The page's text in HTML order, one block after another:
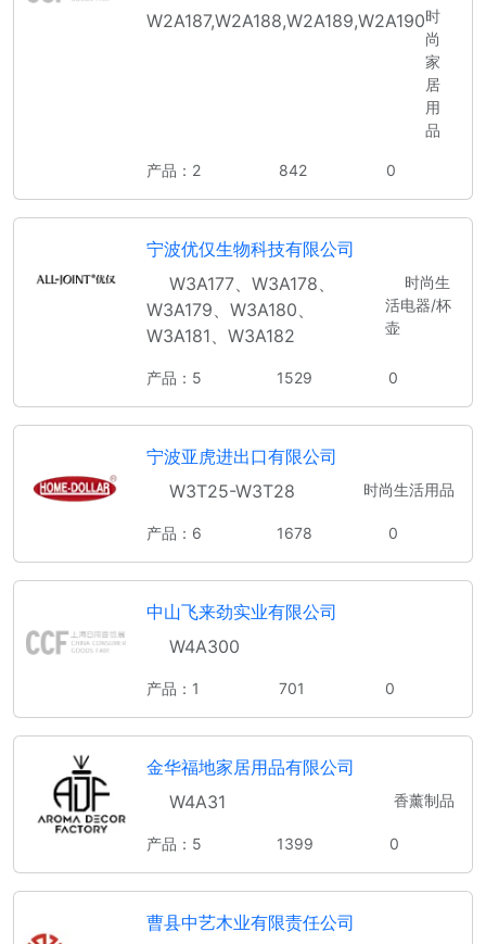
W2A187,W2A188,W2A189,W2A190时
尚
家
居
用
品
产品：2 842 0
宁波优仅生物科技有限公司
W3A177、W3A178、
W3A179、W3A180、
W3A181、W3A182
时尚生
活电器/杯
壶
产品：5 1529 0
宁波亚虎进出口有限公司
W3T25-W3T28
时尚生活用品
产品：6 1678 0
中山飞来劲实业有限公司
W4A300
产品：1 701 0
金华福地家居用品有限公司
W4A31
香薰制品
产品：5 1399 0
曹县中艺木业有限责任公司